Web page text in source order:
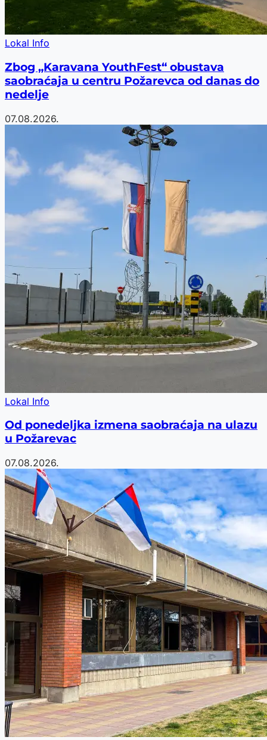
Lokal Info
Zbog „Karavana YouthFest“ obustava
saobraćaja u centru Požarevca od danas do
nedelje
07.08.2026.
Lokal Info
Od ponedeljka izmena saobraćaja na ulazu
u Požarevac
07.08.2026.